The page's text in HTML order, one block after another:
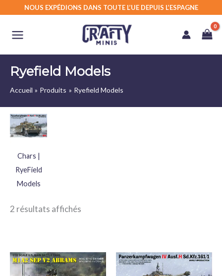
contenu
NOUS EXPÉDIONS DANS TOUTE L’UE DEPUIS L’ESPAGNE
Ryefield Models
Accueil Produits Ryefield Models
Chars |
RyeField
Models
2 résultats affichés